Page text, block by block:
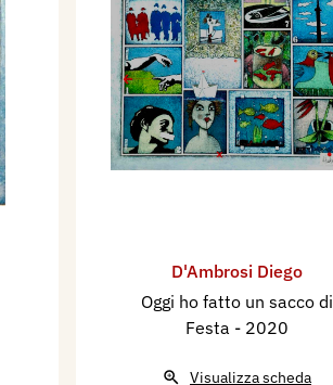
D'Ambrosi Diego
Oggi ho fatto un sacco di
Festa - 2020
Visualizza scheda